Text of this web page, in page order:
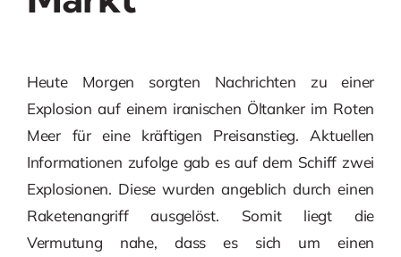
Heute Morgen sorgten Nachrichten zu einer
Explosion auf einem iranischen Öltanker im Roten
Meer für eine kräftigen Preisanstieg. Aktuellen
Informationen zufolge gab es auf dem Schiff zwei
Explosionen. Diese wurden angeblich durch einen
Raketenangriff ausgelöst. Somit liegt die
Vermutung nahe, dass es sich um einen